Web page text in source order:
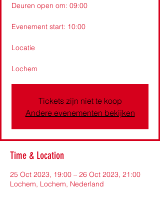
Deuren open om: 09:00
Evenement start: 10:00
Locatie
Lochem
Tickets zijn niet te koop
Andere evenementen bekijken
Time & Location
25 Oct 2023, 19:00 – 26 Oct 2023, 21:00
Lochem, Lochem, Nederland